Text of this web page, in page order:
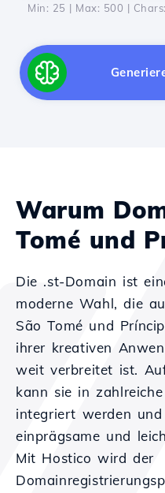
Min: 25 | Max: 500 | Chars:
Warum
Tomé und
Die .st-Domain ist
moderne Wahl, die
São Tomé und
ihrer kreativen
weit verbreitet ist.
kann sie in
integriert werden
einprägsame und
Mit Hostico wird der